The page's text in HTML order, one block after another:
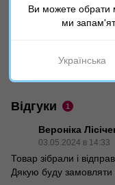
21
Відгуки 1
Вероніка
03.05.2024 в 14:33
Товар зібрали і
Дякую буду
Ви можете обрати
ми
Українська